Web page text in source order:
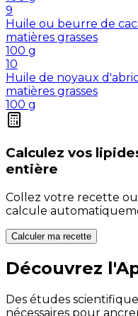
9
Huile ou beurre de
matières grasses
100 g
10
Huile de noyaux
matières grasses
100 g
Calculez vos
entière
Collez votre recette
calcule
Calculer ma recette
Découvrez
Des études
nécessaires pour